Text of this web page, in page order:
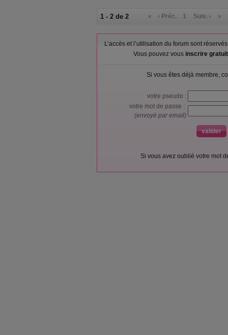
1 - 2 de 2 « ‹ Préc. 1 Suiv. › »
L’accès et l’utilisation du forum sont
Vous pouvez vous inscrire
Si vous êtes déjà membre,
votre pseudo :
votre mot de passe :
(envoyé par email)
Si vous avez oublié votre mot